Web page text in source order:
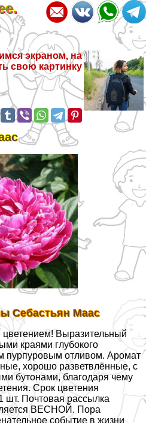
экраном, на
свою картинку
Себастьян Маас
цветением! Выразительный
краями глубокого
пурпуровым отливом. Аромат
хорошо разветвлённые, с
бутонами, благодаря чему
Срок цветения
шт. Почтовая рассылка
ВЕСНОЙ. Пора
событие в жизни